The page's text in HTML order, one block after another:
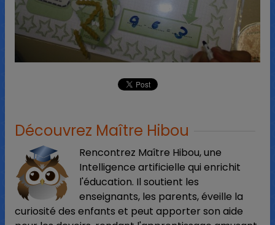
Découvrez Maître Hibou
Rencontrez Maître Hibou, une
Intelligence artificielle qui enrichit
l'éducation. Il soutient les
enseignants, les parents, éveille la
curiosité des enfants et peut apporter son aide